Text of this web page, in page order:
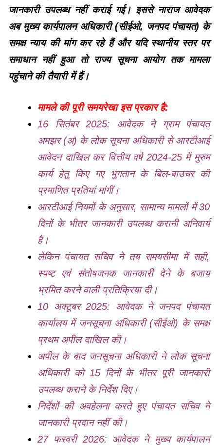
जानकारी उपलब्ध नहीं कराई गई। इससे नाराज आवेदक
अब मुख्य कार्यपालन अधिकारी (सीईओ, जनपद पंचायत) के
समक्ष न्याय की मांग कर रहे हैं और यदि स्थानीय स्तर पर
समाधान नहीं हुआ तो राज्य सूचना आयोग तक मामला
पहुंचाने की तैयारी में हैं।
मामले की पूरी समयरेखा इस प्रकार है:
16 सितंबर 2025: आवेदक ने ग्राम पंचायत
अमझर (अ) के लोक सूचना अधिकारी से आरटीआई
आवेदन दाखिल कर वित्तीय वर्ष 2024-25 में मुरुम
कार्य हेतु किए गए भुगतान के बिल-बाउचर की
प्रमाणित प्रतियां मांगीं।
आरटीआई नियमों के अनुसार, सामान्य मामलों में 30
दिनों के भीतर जानकारी उपलब्ध करानी अनिवार्य
है।
लेकिन पंचायत सचिव ने तय समयसीमा में सही,
स्पष्ट एवं संतोषजनक जानकारी देने के बजाय
भ्रमित करने वाली प्रतिक्रिया दी।
10 अक्टूबर 2025: आवेदक ने जनपद पंचायत
कार्यालय में जनसूचना अधिकारी (सीईओ) के समक्ष
प्रथम अपील दाखिल की।
अपील के बाद जनसूचना अधिकारी ने लोक सूचना
अधिकारी को 15 दिनों के भीतर पूरी जानकारी
उपलब्ध कराने के निर्देश दिए।
निर्देशों की अवहेलना करते हुए पंचायत सचिव ने
जानकारी प्रदान नहीं की।
27 फरवरी 2026: आवेदक ने मुख्य कार्यपालन